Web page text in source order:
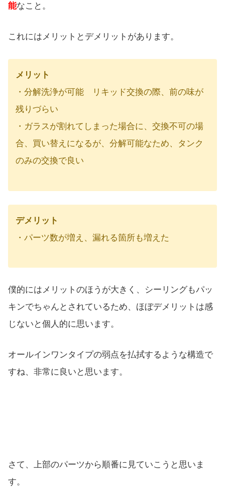
能なこと。
これにはメリットとデメリットがあります。
メリット
・分解洗浄が可能 リキッド交換の際、前の味が
残りづらい
・ガラスが割れてしまった場合に、交換不可の場
合、買い替えになるが、分解可能なため、タンク
のみの交換で良い
デメリット
・パーツ数が増え、漏れる箇所も増えた
僕的にはメリットのほうが大きく、シーリングもパッ
キンでちゃんとされているため、ほぼデメリットは感
じないと個人的に思います。
オールインワンタイプの弱点を払拭するような構造で
すね、非常に良いと思います。
さて、上部のパーツから順番に見ていこうと思いま
す。